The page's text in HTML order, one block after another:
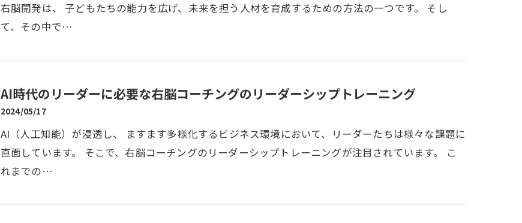
右脳開発は、 子どもたちの能力を広げ、未来を担う人材を育成するための方法の一つです。 そし
て、その中で…
AI時代のリーダーに必要な右脳コーチングのリーダーシップトレーニング
2024/05/17
AI（人工知能）が浸透し、 ますます多様化するビジネス環境において、リーダーたちは様々な課題に
直面しています。 そこで、右脳コーチングのリーダーシップトレーニングが注目されています。 こ
れまでの…